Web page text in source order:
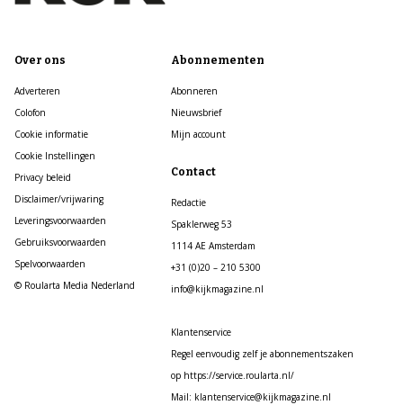
Over ons
Adverteren
Colofon
Cookie informatie
Cookie Instellingen
Privacy beleid
Disclaimer/vrijwaring
Leveringsvoorwaarden
Gebruiksvoorwaarden
Spelvoorwaarden
© Roularta Media Nederland
Abonnementen
Abonneren
Nieuwsbrief
Mijn account
Contact
Redactie
Spaklerweg 53
1114 AE Amsterdam
+31 (0)20 – 210 5300
info@kijkmagazine.nl
Klantenservice
Regel eenvoudig zelf je abonnementszaken
op https://service.roularta.nl/
Mail: klantenservice@kijkmagazine.nl